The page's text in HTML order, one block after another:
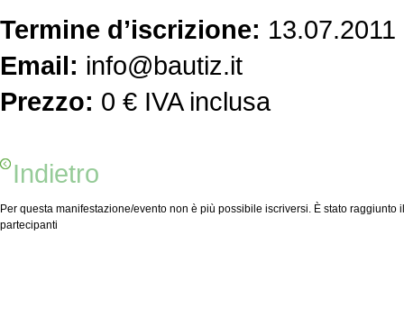
Termine d’iscrizione: 13.07.2011
Email: info@bautiz.it
Prezzo: 0 € IVA inclusa
Indietro
Per questa manifestazione/evento non è più possibile iscriversi. È stato raggiunto
partecipanti